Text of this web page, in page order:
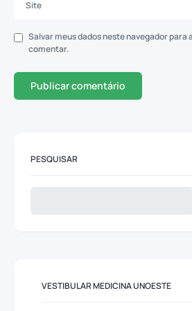
Salvar meus dados neste navegador para
comentar.
PESQUISAR
VESTIBULAR MEDICINA UNOESTE